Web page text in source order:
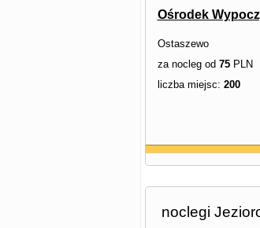
Ośrodek
Ostaszewo
za nocleg od 75PLN
liczba miejsc: 200
noclegi